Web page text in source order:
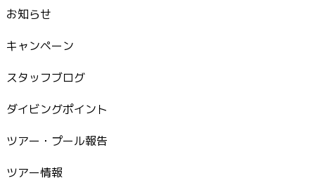
お知らせ
キャンペーン
スタッフブログ
ダイビングポイント
ツアー・プール報告
ツアー情報